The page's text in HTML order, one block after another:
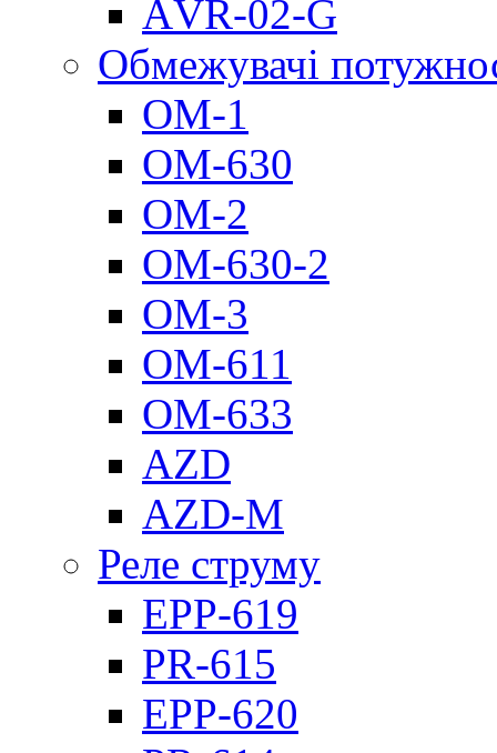
АVR-02-G
Обмежувачі
ОМ-1
ОМ-630
ОМ-2
ОМ-630-2
ОМ-3
ОМ-611
ОМ-633
AZD
AZD-M
Реле струму
EPP-619
PR-615
EPP-620